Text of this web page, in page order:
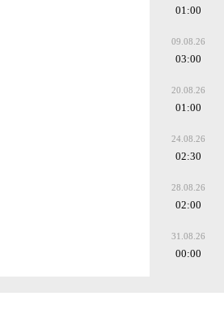
01:00
09.08.26
03:00
20.08.26
01:00
24.08.26
02:30
28.08.26
02:00
31.08.26
00:00